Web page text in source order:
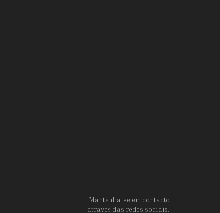
Mantenha-se em contacto
através das redes sociais.